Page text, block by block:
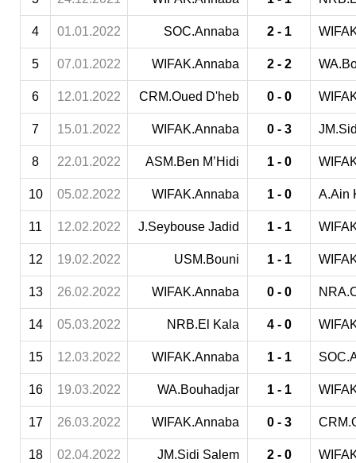
4 01.01.2022 SOC.Annaba 2 - 1
5 07.01.2022 WIFAK.Annaba 2 - 2
6 12.01.2022 CRM.Oued D'heb 0 - 0
7 15.01.2022 WIFAK.Annaba 0 - 3
8 22.01.2022 ASM.Ben M’Hidi 1 - 0
10 05.02.2022 WIFAK.Annaba 1 - 0 A.Ain
11 12.02.2022 J.Seybouse Jadid 1 - 1
12 19.02.2022 USM.Bouni 1 - 1
13 26.02.2022 WIFAK.Annaba 0 - 0
14 05.03.2022 NRB.El Kala 4 - 0
15 12.03.2022 WIFAK.Annaba 1 - 1
16 19.03.2022 WA.Bouhadjar 1 - 1
17 26.03.2022 WIFAK.Annaba 0 - 3
18 02.04.2022 JM.Sidi Salem 2 - 0